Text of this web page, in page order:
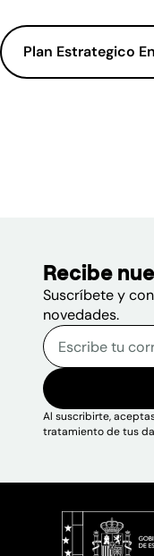
Plan Estrategico
(se abre en una
Recibe
Suscríbete y
novedades.
Sitio web
Al suscribirte,
tratamiento de tus